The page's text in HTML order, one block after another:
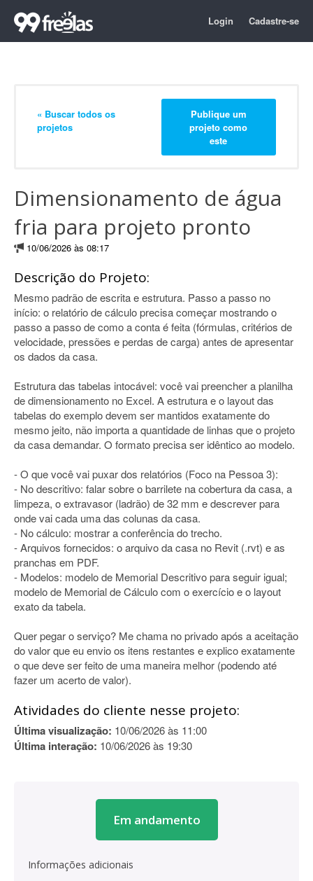
Login Cadastre-se
« Buscar todos os
projetos
Publique um
projeto como
este
Dimensionamento de água
fria para projeto pronto
10/06/2026 às 08:17
Descrição do Projeto:
Mesmo padrão de escrita e estrutura. Passo a passo no
início: o relatório de cálculo precisa começar mostrando o
passo a passo de como a conta é feita (fórmulas, critérios de
velocidade, pressões e perdas de carga) antes de apresentar
os dados da casa.
Estrutura das tabelas intocável: você vai preencher a planilha
de dimensionamento no Excel. A estrutura e o layout das
tabelas do exemplo devem ser mantidos exatamente do
mesmo jeito, não importa a quantidade de linhas que o projeto
da casa demandar. O formato precisa ser idêntico ao modelo.
- O que você vai puxar dos relatórios (Foco na Pessoa 3):
- No descritivo: falar sobre o barrilete na cobertura da casa, a
limpeza, o extravasor (ladrão) de 32 mm e descrever para
onde vai cada uma das colunas da casa.
- No cálculo: mostrar a conferência do trecho.
- Arquivos fornecidos: o arquivo da casa no Revit (.rvt) e as
pranchas em PDF.
- Modelos: modelo de Memorial Descritivo para seguir igual;
modelo de Memorial de Cálculo com o exercício e o layout
exato da tabela.
Quer pegar o serviço? Me chama no privado após a aceitação
do valor que eu envio os itens restantes e explico exatamente
o que deve ser feito de uma maneira melhor (podendo até
fazer um acerto de valor).
Atividades do cliente nesse projeto:
Última visualização: 10/06/2026 às 11:00
Última interação: 10/06/2026 às 19:30
Em andamento
Informações adicionais